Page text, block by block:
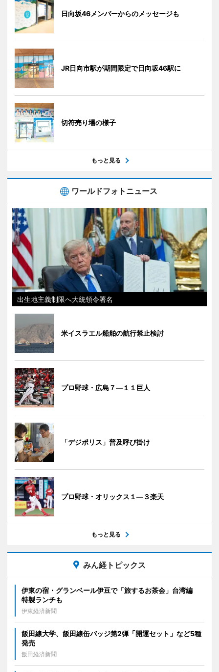
日向坂46メンバーからのメッセージも
JR日向市駅が期間限定で日向坂46駅に
切符売り場の様子
もっと見る
ワールドフォトニュース
出生地主義制限へ大統領令署名
米イスラエル船舶の航行禁止検討
プロ野球・広島７―１１巨人
「デジポリス」普及呼び掛け
プロ野球・オリックス１―３楽天
もっと見る
みん経トピックス
伊東の宿・グランベール伊豆で「旅するお茶会」台湾編
特製ランチも
伊東経済新聞
飯田線大学、飯田線缶バッジ第2弾「開運セット」など5種
発売
飯田経済新聞